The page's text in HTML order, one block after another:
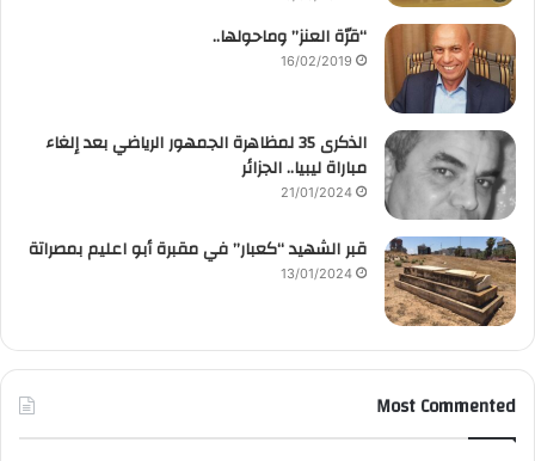
“قرّة العنز” وماحولها..
16/02/2019
الذكرى 35 لمظاهرة الجمهور الرياضي بعد إلغاء
مباراة ليبيا.. الجزائر
21/01/2024
قبر الشهيد “كعبار” في مقبرة أبو اعليم بمصراتة
13/01/2024
Most Commented